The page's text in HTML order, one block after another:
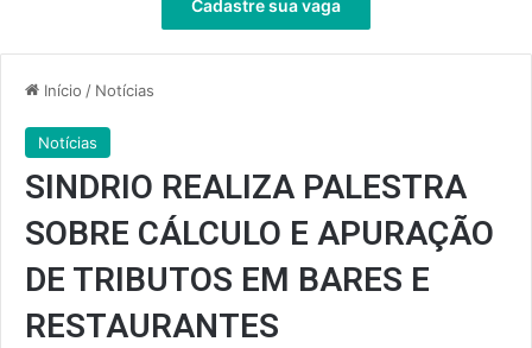
Cadastre sua vaga
Início / Notícias
Notícias
SINDRIO REALIZA PALESTRA
SOBRE CÁLCULO E APURAÇÃO
DE TRIBUTOS EM BARES E
RESTAURANTES